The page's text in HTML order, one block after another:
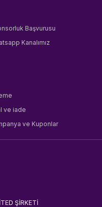
Başvurusu
Kanalımız
ve iade
ve Kuponlar
ŞİRKETİ